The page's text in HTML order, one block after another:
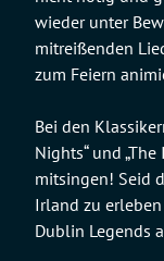
wieder unter
mitreißenden
zum Feiern
Bei den
Nights“ und
mitsingen! Seid
Irland zu
Dublin Legends